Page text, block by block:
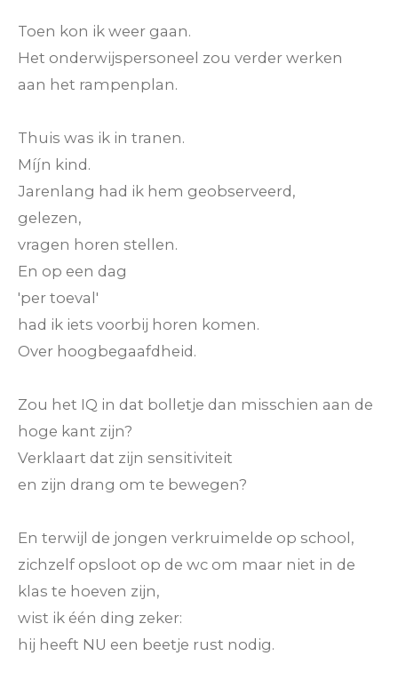
Toen kon ik weer gaan.
Het onderwijspersoneel zou verder werken
aan het rampenplan.
Thuis was ik in tranen.
Míjn kind.
Jarenlang had ik hem geobserveerd,
gelezen,
vragen horen stellen.
En op een dag
'per toeval'
had ik iets voorbij horen komen.
Over hoogbegaafdheid.
Zou het IQ in dat bolletje dan misschien aan de
hoge kant zijn?
Verklaart dat zijn sensitiviteit
en zijn drang om te bewegen?
En terwijl de jongen verkruimelde op school,
zichzelf opsloot op de wc om maar niet in de
klas te hoeven zijn,
wist ik één ding zeker:
hij heeft NU een beetje rust nodig.